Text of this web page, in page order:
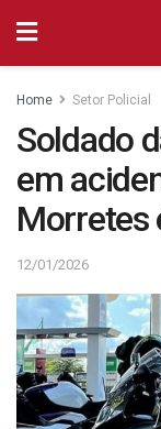
Home Setor Policial
Soldado
em
Morretes
12/01/2026